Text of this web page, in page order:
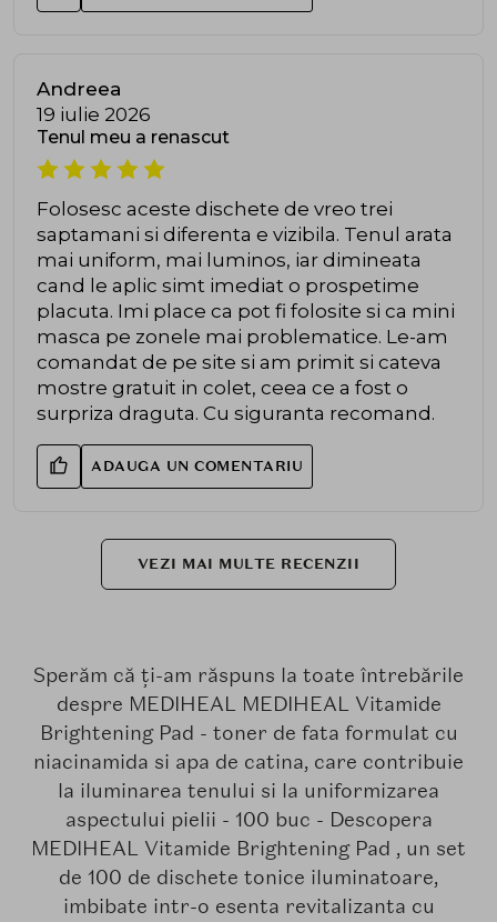
Andreea
19 iulie 2026
Tenul meu a renascut
Folosesc aceste dischete de vreo trei
saptamani si diferenta e vizibila. Tenul arata
mai uniform, mai luminos, iar dimineata
cand le aplic simt imediat o prospetime
placuta. Imi place ca pot fi folosite si ca mini
masca pe zonele mai problematice. Le-am
comandat de pe site si am primit si cateva
mostre gratuit in colet, ceea ce a fost o
surpriza draguta. Cu siguranta recomand.
ADAUGA UN COMENTARIU
VEZI MAI MULTE RECENZII
Sperăm că ți-am răspuns la toate întrebările
despre MEDIHEAL MEDIHEAL Vitamide
Brightening Pad - toner de fata formulat cu
niacinamida si apa de catina, care contribuie
la iluminarea tenului si la uniformizarea
aspectului pielii - 100 buc - Descopera
MEDIHEAL Vitamide Brightening Pad , un set
de 100 de dischete tonice iluminatoare,
imbibate intr-o esenta revitalizanta cu